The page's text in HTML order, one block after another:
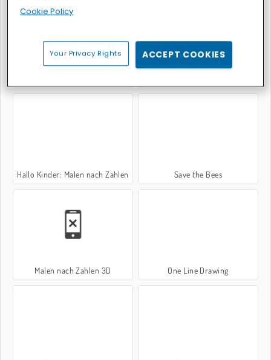
Hallo Kinder: Malen nach Zahlen Save the Bees
Malen nach Zahlen 3D One Line Drawing
Cookie Policy
Your Privacy Rights ACCEPT COOKIES